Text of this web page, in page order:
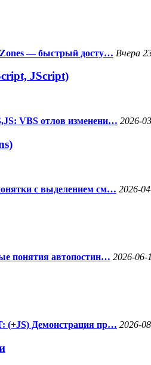
— быстрый досту… Вчера
JScript)
VBS отлов изменени… 2026-
с выделением см… 2026-
понятия автопостин… 2026-
(+JS) Демонстрация пр… 2026-